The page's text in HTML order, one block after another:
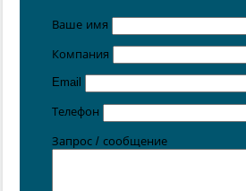
Цена от 5 руб. / кг
Ваше имя
Компания
Email
Телефон
Запрос / сообщение